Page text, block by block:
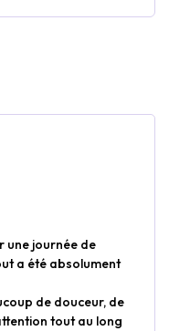
une journée de
a été absolument
de douceur, de
tout au long